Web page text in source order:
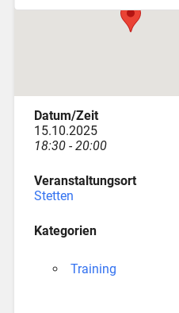
Datum/Zeit
15.10.2025
18:30 - 20:00
Veranstaltungsort
Stetten
Kategorien
Training